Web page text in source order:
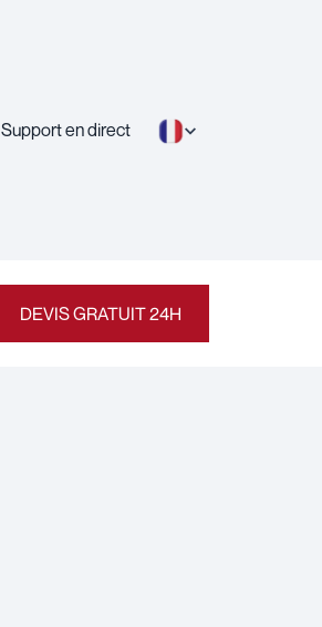
Support en direct
DEVIS GRATUIT 24H